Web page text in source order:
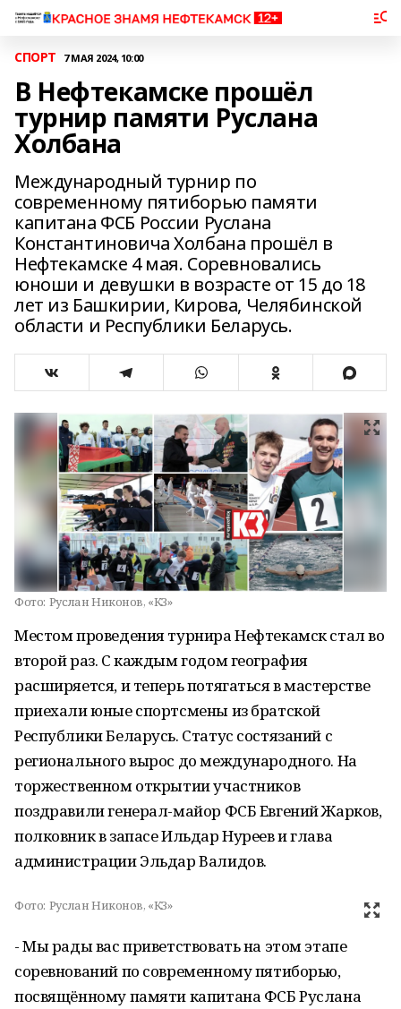
СПОРТ 7 МАЯ 2024, 10:00
В Нефтекамске прошёл
турнир памяти Руслана
Холбана
Международный турнир по
современному пятиборью памяти
капитана ФСБ России Руслана
Константиновича Холбана прошёл в
Нефтекамске 4 мая. Соревновались
юноши и девушки в возрасте от 15 до 18
лет из Башкирии, Кирова, Челябинской
области и Республики Беларусь.
Фото: Руслан Никонов, «КЗ»
Местом проведения турнира Нефтекамск стал во
второй раз. С каждым годом география
расширяется, и теперь потягаться в мастерстве
приехали юные спортсмены из братской
Республики Беларусь. Статус состязаний с
регионального вырос до международного. На
торжественном открытии участников
поздравили генерал-майор ФСБ Евгений Жарков,
полковник в запасе Ильдар Нуреев и глава
администрации Эльдар Валидов.
Фото: Руслан Никонов, «КЗ»
- Мы рады вас приветствовать на этом этапе
соревнований по современному пятиборью,
посвящённому памяти капитана ФСБ Руслана